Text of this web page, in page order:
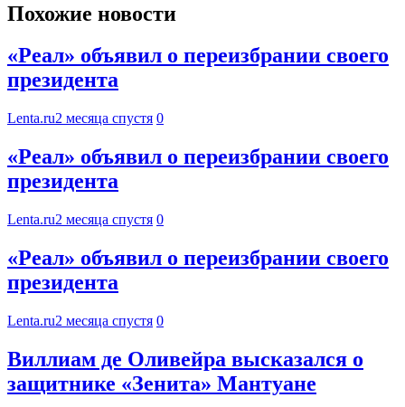
Похожие новости
«Реал» объявил о переизбрании своего
президента
Lenta.ru2 месяца спустя 0
«Реал» объявил о переизбрании своего
президента
Lenta.ru2 месяца спустя 0
«Реал» объявил о переизбрании своего
президента
Lenta.ru2 месяца спустя 0
Виллиам де Оливейра высказался о
защитнике «Зенита» Мантуане